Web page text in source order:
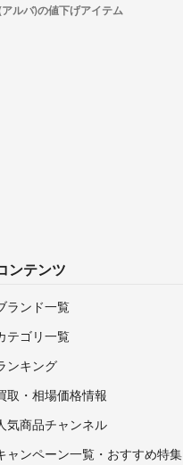
ルバ)の値下げアイテム
ンテンツ
ランド一覧
テゴリ一覧
ンキング
取・相場価格情報
気商品チャンネル
ャンペーン一覧・おすすめ特集